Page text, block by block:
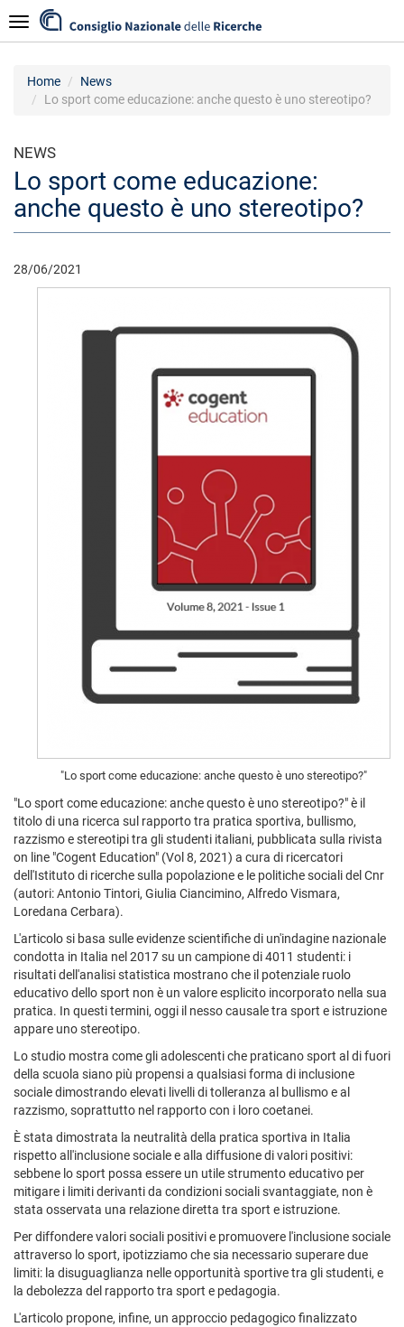
al
contenuto
Navigazione
Home
News
Lo sport come educazione: anche questo è uno stereotipo?
NEWS
Lo sport come educazione:
anche questo è uno stereotipo?
28/06/2021
"Lo sport come educazione: anche questo è uno stereotipo?"
"Lo sport come educazione: anche questo è uno stereotipo?" è il
titolo di una ricerca sul rapporto tra pratica sportiva, bullismo,
razzismo e stereotipi tra gli studenti italiani, pubblicata sulla rivista
on line "Cogent Education" (Vol 8, 2021) a cura di ricercatori
dell'Istituto di ricerche sulla popolazione e le politiche sociali del Cnr
(autori: Antonio Tintori, Giulia Ciancimino, Alfredo Vismara,
Loredana Cerbara).
L'articolo si basa sulle evidenze scientifiche di un'indagine nazionale
condotta in Italia nel 2017 su un campione di 4011 studenti: i
risultati dell'analisi statistica mostrano che il potenziale ruolo
educativo dello sport non è un valore esplicito incorporato nella sua
pratica. In questi termini, oggi il nesso causale tra sport e istruzione
appare uno stereotipo.
Lo studio mostra come gli adolescenti che praticano sport al di fuori
della scuola siano più propensi a qualsiasi forma di inclusione
sociale dimostrando elevati livelli di tolleranza al bullismo e al
razzismo, soprattutto nel rapporto con i loro coetanei.
È stata dimostrata la neutralità della pratica sportiva in Italia
rispetto all'inclusione sociale e alla diffusione di valori positivi:
sebbene lo sport possa essere un utile strumento educativo per
mitigare i limiti derivanti da condizioni sociali svantaggiate, non è
stata osservata una relazione diretta tra sport e istruzione.
Per diffondere valori sociali positivi e promuovere l'inclusione sociale
attraverso lo sport, ipotizziamo che sia necessario superare due
limiti: la disuguaglianza nelle opportunità sportive tra gli studenti, e
la debolezza del rapporto tra sport e pedagogia.
L'articolo propone, infine, un approccio pedagogico finalizzato